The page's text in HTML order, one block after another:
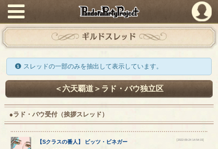
PandoraPartyProject
ギルドスレッド
スレッドの一部のみを抽出して表示しています。
＜六天覇道＞ラド・バウ独立区
●ラド・バウ受付（挨拶スレッド）
【Sクラスの番人 】 ビッツ ・ ビネガー
[2022-09-24 14:54:15]